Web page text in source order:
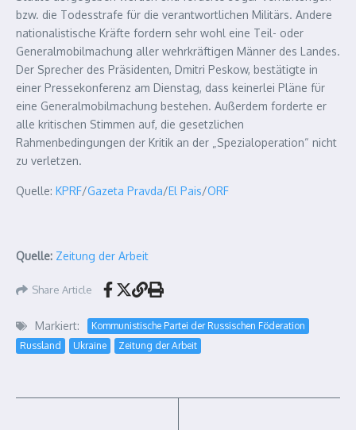
bzw. die Todesstrafe für die verantwortlichen Militärs. Andere
nationalistische Kräfte fordern sehr wohl eine Teil- oder
Generalmobilmachung aller wehrkräftigen Männer des Landes.
Der Sprecher des Präsidenten, Dmitri Peskow, bestätigte in
einer Pressekonferenz am Dienstag, dass keinerlei Pläne für
eine Generalmobilmachung bestehen. Außerdem forderte er
alle kritischen Stimmen auf, die gesetzlichen
Rahmenbedingungen der Kritik an der „Spezialoperation“ nicht
zu verletzen.
Quelle: KPRF/Gazeta Pravda/El Pais/ORF
Quelle: Zeitung der Arbeit
Share Article
Markiert:
Kommunistische Partei der Russischen Föderation
Russland
Ukraine Zeitung der Arbeit